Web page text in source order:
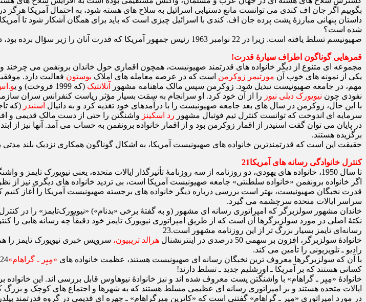
بگوییم اگر جان اف کندی می‌ توانست مانع دستیابی اسرائیل به سلاح‌ های هسته شود، به احتمال آمریکا هرگز
داستان پنهانی مبارزۀ پشت ‌پرده جان اف. کندی با اسرائیل چیزی است که باید برای همگان آشکار شود تا
شده است؟
صهیونیسم تسلط یافته است. زیرا در 22 نوامبر 1963 رئیس جمهور آمریکا که قدرت آنان را زیر سؤال برده بود، در اقدامی علنی و زشت (در جنایتی که تا امروز بی ‌مجازات مانده) به قتل رسید.19
قمرهایی گوناگون اطراف سیارۀ قدرت!
مجموعه ‌ای متنوع از دیگر خانواده‌ های قدرتمند صهیونیست، همچون اقماری حول خاندان برونفمن می ‌چرخند و
یکی از نمونه ‌های خوب آن مورتیمر زوکرمن است که در عرصه معامله‌ های املاک بوستون فعالیت دارد.
مهم، در جامعه صهیونیست تبدیل شود. زوکرمن سپس مالک ماهنامه مشهور
آتلانتیک (که 1999 فروخت) و ی
نفوذی چون نیویورک دیلی نیوز را از آن خود کرد. او سرانجام به سِمَت بسیار مؤثر ریاست کنفرانس سران
با این حال، زوکرمن در سال‌ های بعد جامعه صهیونیست را با درآمدهای خود تغذیه کرد و به دانیال اسنیدر (که
سرمایه‌ ای اندوخت که توانست کنترل تیم فوتبال مشهور رد اسکینز واشنگتن را حتی از دست مالک قدیمی و
در پایان می‌ توان گفت اسنیدر از اقمار زوکرمن بود و از اقمار خانواده برونفمن به حساب می ‌آمد. آنها نیز از
برگزیده هستند.
حقیقت این است که قدرتمندترین خانواده ‌های صهیونیست آمریکا، به اشکال گوناگون همکاری نزدیک بلند مدتی با
کنترل خانوادگی رسانه ‌های آمریکا21
تا سال 1950، خانواده ‌های یهودی، دو روزنامه از سه روزنامۀ تأثیرگذار ایالات متحده، یعنی نیویورک تایمز و واشنگتن پست را تصاحب کرده بودند.22
اگر خانواده برونفمن «خانواده سلطنتی» جامعه صهیونیست آمریکا است، بی ‌تردید خانواده ‌های دیگری نیز
قدرت نخبگان صهیونیست، بهتر است بررسی درباره دیگر خانواده‌ های برجسته صهیونیست آمریکا را آغاز
سراسر ایالات متحده سرچشمه می ‌گیرد.
خاندان مشهور سولزبرگر که امپراتوری رسانه ‌ای مشهور (و به گفتۀ برخی «بدنام») «نیویورک‌تایمز» را در کنترل
نکتۀ اصلی در مورد سولزبرگرها آن است که از طریق امپراتوری نیویورک ‌تایمز خود دقیقاً چه رسانه ‌هایی را
رسانه‌ای تایمز بسیار بزرگ ‌تر از این روزنامه مشهور است.23
خانوادۀ سولزبرگر، افزون بر سهمی 50 درصدی در اینترنشنال
هرالد تریبیون،
رادیو ـ تلویزیونی را تأمین می‌ کند.
با آن که سولزبرگرها معروف ‌ترین نخبگان رسانه ای صهیونیست هستند، عظمت خانواده‌ های «مِیِر ـ گراهام»
کسانی هستند که بر آمریکا ـ اورشلیم جدید ـ تسلط دارند!
ایالات متحده هستند و بر امپراتوری رسانه ‌ای عظیمی مسلط هستند که به شهرها و اجتماع‌ های کوچک و بزرگ